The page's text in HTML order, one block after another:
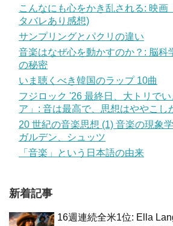
こんなにも心をかき乱される: 映画
タバレあり感想)
サンプリングとパクリの違い
音楽はなぜ心を動かすのか？: 脳科
の秘密
いま聴くべき韓国のラップ 10曲
フジロック '26 最終日、大トリで
ア」: 音は最高で、思想はややこし
20 世紀の音楽思想 (1) 音楽の現象
ガルデン、シュッツ
「音楽」という日本語の由来
新着記事
16週連続全米1位: Ella